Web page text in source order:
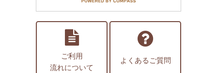
ご利用
流れについて
よくあるご質問